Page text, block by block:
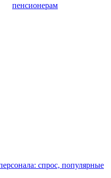
пенсионерам